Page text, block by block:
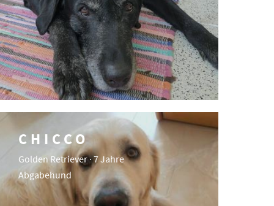
CHICCO
Golden Retriever · 7 Jahre
Abgabehund